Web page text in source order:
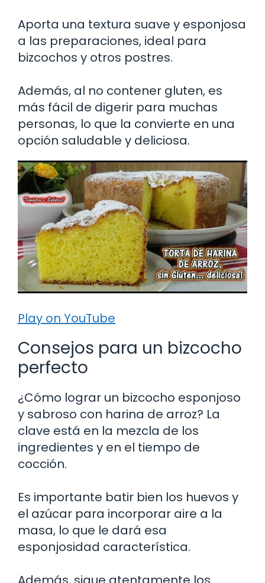
Aporta una textura suave y esponjosa
a las preparaciones, ideal para
bizcochos y otros postres.
Además, al no contener gluten, es
más fácil de digerir para muchas
personas, lo que la convierte en una
opción saludable y deliciosa.
Play on YouTube
Consejos para un bizcocho
perfecto
¿Cómo lograr un bizcocho esponjoso
y sabroso con harina de arroz? La
clave está en la mezcla de los
ingredientes y en el tiempo de
cocción.
Es importante batir bien los huevos y
el azúcar para incorporar aire a la
masa, lo que le dará esa
esponjosidad característica.